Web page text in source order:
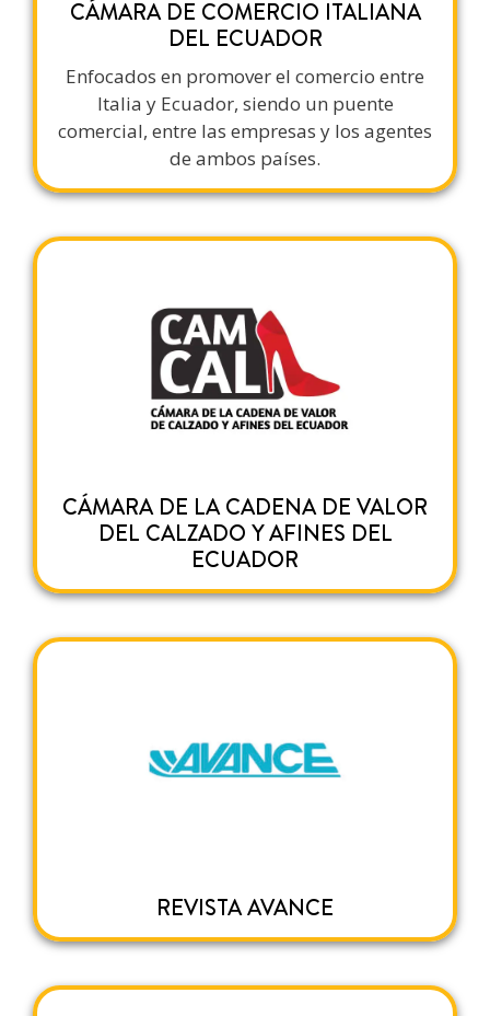
CÁMARA DE COMERCIO ITALIANA
DEL ECUADOR
Enfocados en promover el comercio entre
Italia y Ecuador, siendo un puente
comercial, entre las empresas y los agentes
de ambos países.
CÁMARA DE LA CADENA DE VALOR
DEL CALZADO Y AFINES DEL
ECUADOR
REVISTA AVANCE